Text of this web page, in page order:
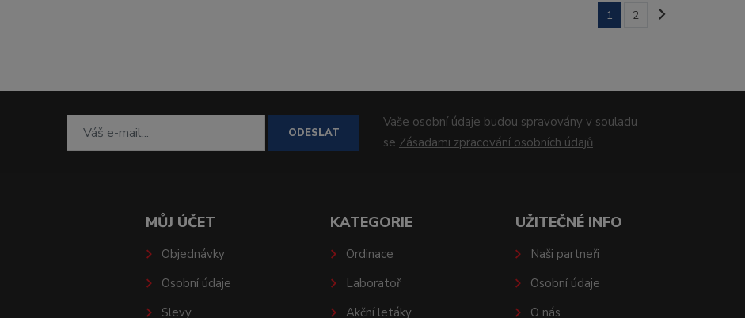
1 2
ODESLAT
Vaše osobní údaje budou spravovány v souladu
se Zásadami zpracování osobních údajů.
MŮJ ÚČET
Objednávky
Osobní údaje
Slevy
KATEGORIE
Ordinace
Laboratoř
Akční letáky
UŽITEČNÉ INFO
Naši partneři
Osobní údaje
O nás